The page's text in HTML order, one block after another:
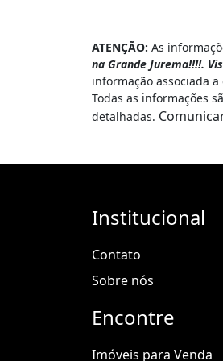
ATENÇÃO: As
na Grande Jurema!!!!.
informação associada
Todas as informações
detalhadas.
Institucional
Contato
Sobre nós
Encontre
Imóveis para Venda